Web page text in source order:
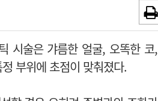
시술은 갸름한 얼굴, 오똑한 코,
부위에 초점이 맞춰졌다.